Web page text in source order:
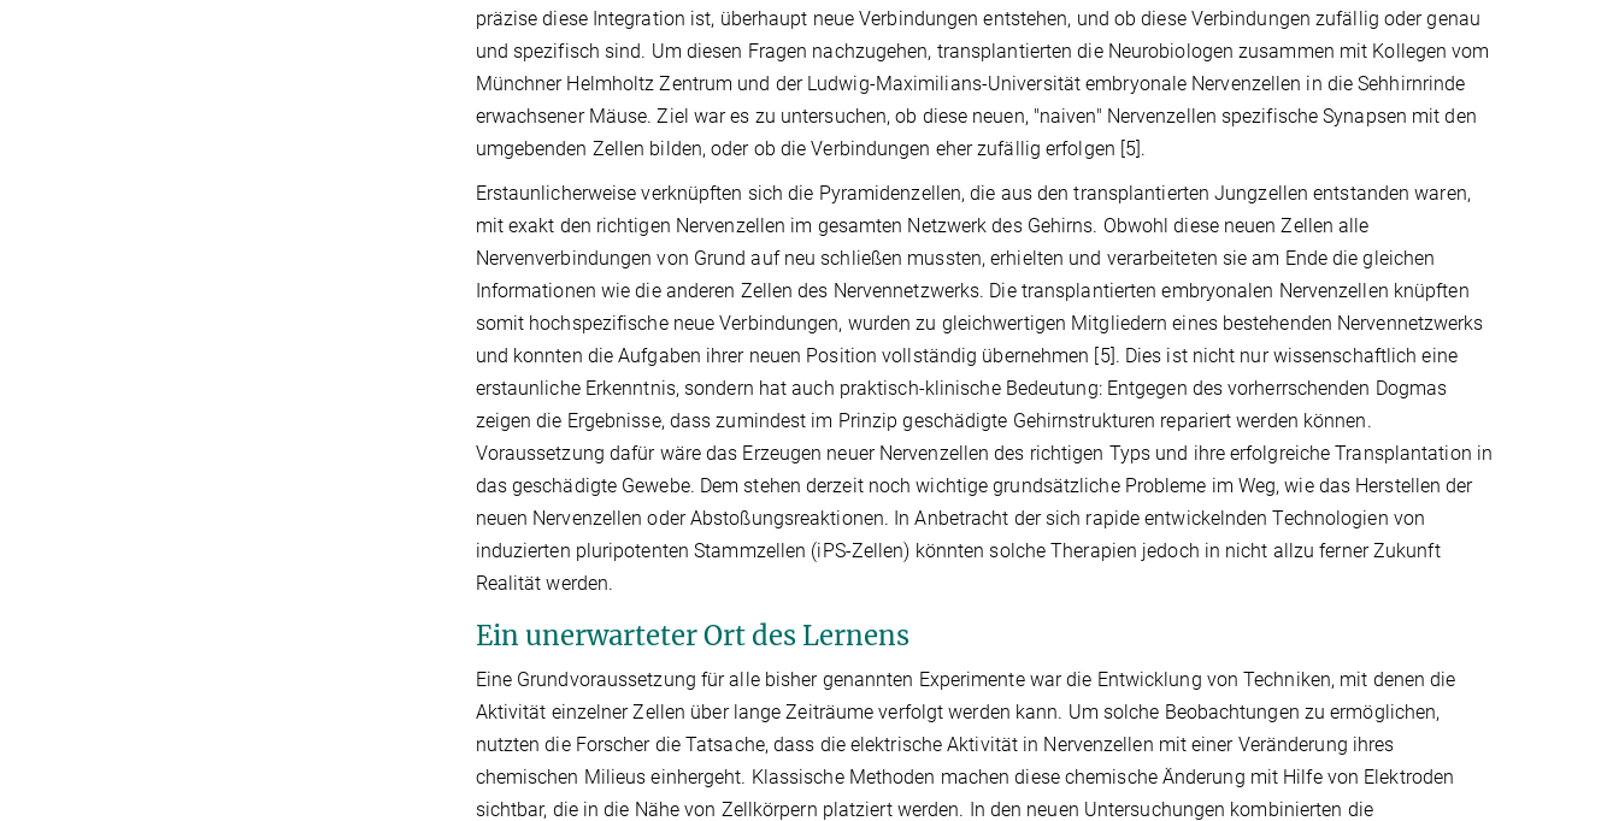
präzise diese Integration ist, überhaupt neue Verbindungen entstehen, und ob diese Verbindungen zufällig oder genau
und spezifisch sind. Um diesen Fragen nachzugehen, transplantierten die Neurobiologen zusammen mit Kollegen vom
Münchner Helmholtz Zentrum und der Ludwig-Maximilians-Universität embryonale Nervenzellen in die Sehhirnrinde
erwachsener Mäuse. Ziel war es zu untersuchen, ob diese neuen, "naiven" Nervenzellen spezifische Synapsen mit den
umgebenden Zellen bilden, oder ob die Verbindungen eher zufällig erfolgen [5].
Erstaunlicherweise verknüpften sich die Pyramidenzellen, die aus den transplantierten Jungzellen entstanden waren,
mit exakt den richtigen Nervenzellen im gesamten Netzwerk des Gehirns. Obwohl diese neuen Zellen alle
Nervenverbindungen von Grund auf neu schließen mussten, erhielten und verarbeiteten sie am Ende die gleichen
Informationen wie die anderen Zellen des Nervennetzwerks. Die transplantierten embryonalen Nervenzellen knüpften
somit hochspezifische neue Verbindungen, wurden zu gleichwertigen Mitgliedern eines bestehenden Nervennetzwerks
und konnten die Aufgaben ihrer neuen Position vollständig übernehmen [5]. Dies ist nicht nur wissenschaftlich eine
erstaunliche Erkenntnis, sondern hat auch praktisch-klinische Bedeutung: Entgegen des vorherrschenden Dogmas
zeigen die Ergebnisse, dass zumindest im Prinzip geschädigte Gehirnstrukturen repariert werden können.
Voraussetzung dafür wäre das Erzeugen neuer Nervenzellen des richtigen Typs und ihre erfolgreiche Transplantation in
das geschädigte Gewebe. Dem stehen derzeit noch wichtige grundsätzliche Probleme im Weg, wie das Herstellen der
neuen Nervenzellen oder Abstoßungsreaktionen. In Anbetracht der sich rapide entwickelnden Technologien von
induzierten pluripotenten Stammzellen (iPS-Zellen) könnten solche Therapien jedoch in nicht allzu ferner Zukunft
Realität werden.
Ein unerwarteter Ort des Lernens
Eine Grundvoraussetzung für alle bisher genannten Experimente war die Entwicklung von Techniken, mit denen die
Aktivität einzelner Zellen über lange Zeiträume verfolgt werden kann. Um solche Beobachtungen zu ermöglichen,
nutzten die Forscher die Tatsache, dass die elektrische Aktivität in Nervenzellen mit einer Veränderung ihres
chemischen Milieus einhergeht. Klassische Methoden machen diese chemische Änderung mit Hilfe von Elektroden
sichtbar, die in die Nähe von Zellkörpern platziert werden. In den neuen Untersuchungen kombinierten die